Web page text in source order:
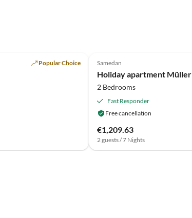
Popular Choice Super Host
Samedan
Holiday apartment Müller
2 Bedrooms
Fast Responder
Free cancellation
€1,209.63
2 guests / 7 Nights